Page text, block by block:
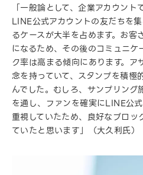
「一般論として、企業アカウン
LINE公式アカウントの友だちを
るケースが大半を占めます。お客
になるため、その後のコミュニケ
ク率は高まる傾向にあります。ア
念を持っていて、スタンプを積極
んでした。むしろ、サンプリング
を通し、ファンを確実にLINE公
重視していたため、良好なブロッ
ていたと思います」（大久利氏）